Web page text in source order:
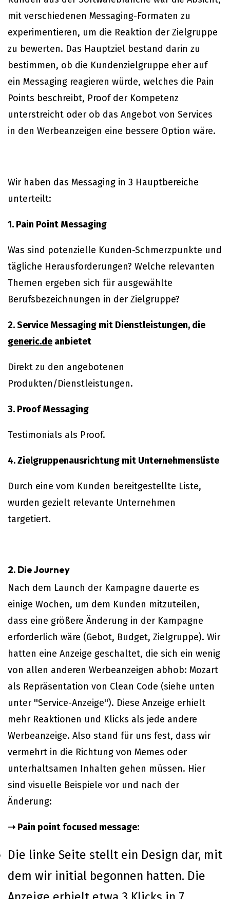
mit verschiedenen Messaging-Formaten zu
experimentieren, um die Reaktion der Zielgruppe
zu bewerten. Das Hauptziel bestand darin zu
bestimmen, ob die Kundenzielgruppe eher auf
ein Messaging reagieren würde, welches die Pain
Points beschreibt, Proof der Kompetenz
unterstreicht oder ob das Angebot von Services
in den Werbeanzeigen eine bessere Option wäre.
Wir haben das Messaging in 3 Hauptbereiche
unterteilt:
1. Pain Point Messaging
Was sind potenzielle Kunden-Schmerzpunkte und
tägliche Herausforderungen? Welche relevanten
Themen ergeben sich für ausgewählte
Berufsbezeichnungen in der Zielgruppe?
2. Service Messaging mit Dienstleistungen, die
generic.de anbietet
Direkt zu den angebotenen
Produkten/Dienstleistungen.
3. Proof Messaging
Testimonials als Proof.
4. Zielgruppenausrichtung mit Unternehmensliste
Durch eine vom Kunden bereitgestellte Liste,
wurden gezielt relevante Unternehmen
targetiert.
2. Die Journey
Nach dem Launch der Kampagne dauerte es
einige Wochen, um dem Kunden mitzuteilen,
dass eine größere Änderung in der Kampagne
erforderlich wäre (Gebot, Budget, Zielgruppe). Wir
hatten eine Anzeige geschaltet, die sich ein wenig
von allen anderen Werbeanzeigen abhob: Mozart
als Repräsentation von Clean Code (siehe unten
unter ''Service-Anzeige''). Diese Anzeige erhielt
mehr Reaktionen und Klicks als jede andere
Werbeanzeige. Also stand für uns fest, dass wir
vermehrt in die Richtung von Memes oder
unterhaltsamen Inhalten gehen müssen. Hier
sind visuelle Beispiele vor und nach der
Änderung:
➝ Pain point focused message:
Die linke Seite stellt ein Design dar, mit
dem wir initial begonnen hatten. Die